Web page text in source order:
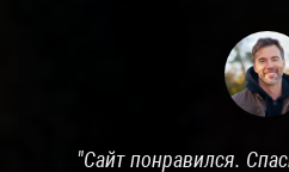
Сайт понравился.